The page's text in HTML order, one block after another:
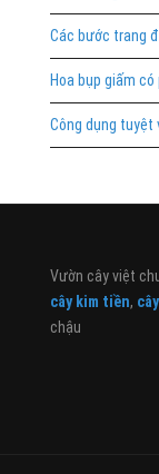
Các bước trang
Hoa bụp giấm
Công dụng tuyệt
Vườn cây việt
cây kim tiền,
chậu